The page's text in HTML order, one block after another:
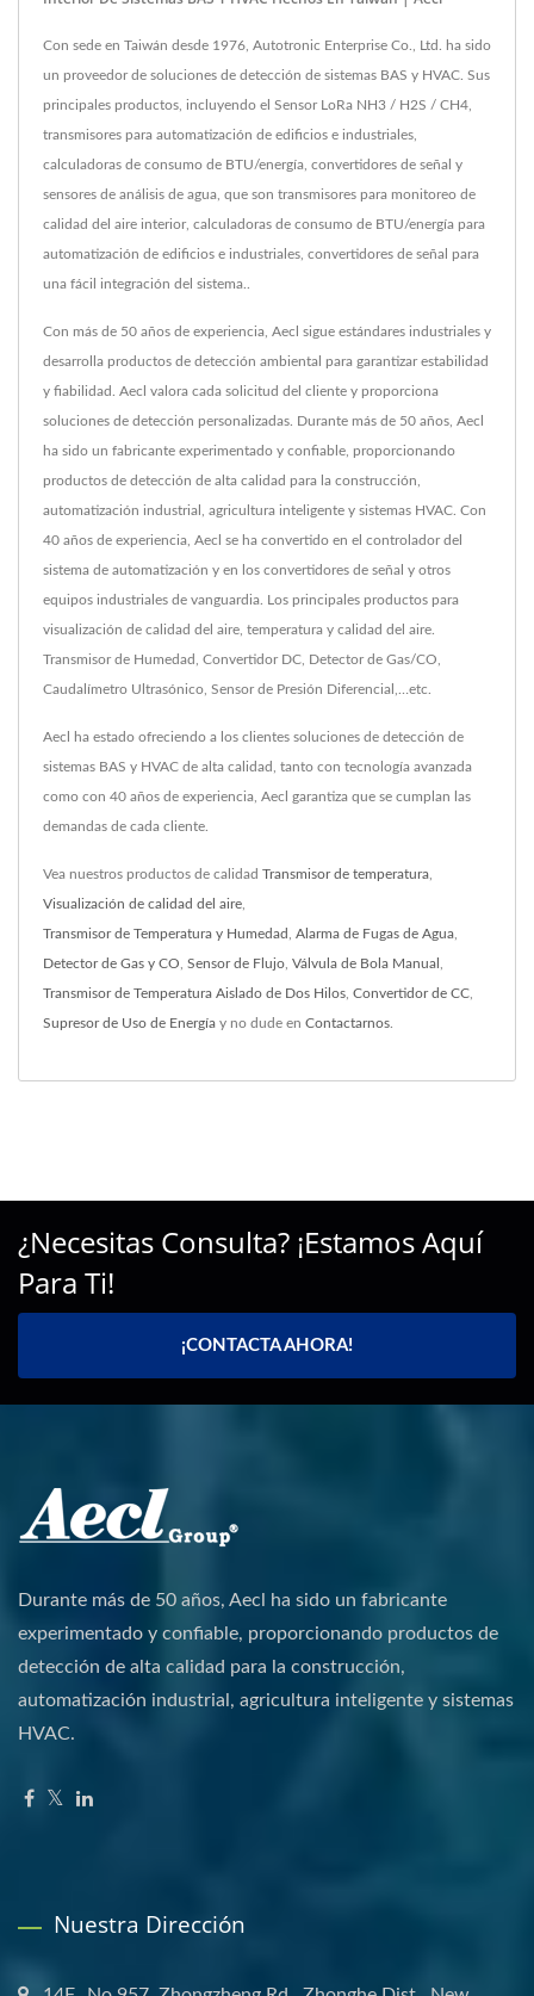
Con sede en Taiwán desde 1976, Autotronic Enterprise Co., Ltd. ha sido
un proveedor de soluciones de detección de sistemas BAS y HVAC. Sus
principales productos, incluyendo el Sensor LoRa NH3 / H2S / CH4,
transmisores para automatización de edificios e industriales,
calculadoras de consumo de BTU/energía, convertidores de señal y
sensores de análisis de agua, que son transmisores para monitoreo de
calidad del aire interior, calculadoras de consumo de BTU/energía para
automatización de edificios e industriales, convertidores de señal para
una fácil integración del sistema..
Con más de 50 años de experiencia, Aecl sigue estándares industriales y
desarrolla productos de detección ambiental para garantizar estabilidad
y fiabilidad. Aecl valora cada solicitud del cliente y proporciona
soluciones de detección personalizadas. Durante más de 50 años, Aecl
ha sido un fabricante experimentado y confiable, proporcionando
productos de detección de alta calidad para la construcción,
automatización industrial, agricultura inteligente y sistemas HVAC. Con
40 años de experiencia, Aecl se ha convertido en el controlador del
sistema de automatización y en los convertidores de señal y otros
equipos industriales de vanguardia. Los principales productos para
visualización de calidad del aire, temperatura y calidad del aire.
Transmisor de Humedad, Convertidor DC, Detector de Gas/CO,
Caudalímetro Ultrasónico, Sensor de Presión Diferencial,…etc.
Aecl ha estado ofreciendo a los clientes soluciones de detección de
sistemas BAS y HVAC de alta calidad, tanto con tecnología avanzada
como con 40 años de experiencia, Aecl garantiza que se cumplan las
demandas de cada cliente.
Vea nuestros productos de calidad Transmisor de temperatura
Visualización de calidad del aire
Transmisor de Temperatura y Humedad Alarma de Fugas de Agua
Detector de Gas y CO Sensor de Flujo Válvula de Bola Manual
Transmisor de Temperatura Aislado de Dos Hilos Convertidor de CC
Supresor de Uso de Energía y no dude en Contactarnos
¿Necesitas Consulta? ¡Estamos Aquí
Para Ti!
¡CONTACTA AHORA!
Durante más de 50 años, Aecl ha sido un fabricante
experimentado y confiable, proporcionando productos de
detección de alta calidad para la construcción,
automatización industrial, agricultura inteligente y sistemas
HVAC.
Nuestra Dirección